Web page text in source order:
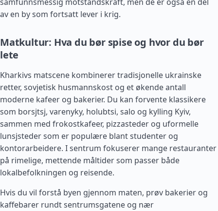
av en by som fortsatt lever i krig.
Matkultur: Hva du bør spise og hvor du bør
lete
Kharkivs matscene kombinerer tradisjonelle ukrainske
retter, sovjetisk husmannskost og et økende antall
moderne kafeer og bakerier. Du kan forvente klassikere
som borsjtsj, varenyky, holubtsi, salo og kylling Kyiv,
sammen med frokostkafeer, pizzasteder og uformelle
lunsjsteder som er populære blant studenter og
kontorarbeidere. I sentrum fokuserer mange restauranter
på rimelige, mettende måltider som passer både
lokalbefolkningen og reisende.
Hvis du vil forstå byen gjennom maten, prøv bakerier og
kaffebarer rundt sentrumsgatene og nær